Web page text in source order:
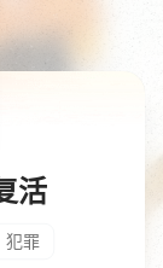
活
犯罪